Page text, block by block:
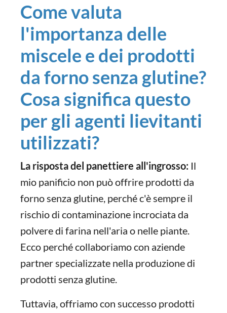
Come valuta
l'importanza delle
miscele e dei prodotti
da forno senza glutine?
Cosa significa questo
per gli agenti lievitanti
utilizzati?
La risposta del panettiere all'ingrosso: Il
mio panificio non può offrire prodotti da
forno senza glutine, perché c'è sempre il
rischio di contaminazione incrociata da
polvere di farina nell'aria o nelle piante.
Ecco perché collaboriamo con aziende
partner specializzate nella produzione di
prodotti senza glutine.
Tuttavia, offriamo con successo prodotti